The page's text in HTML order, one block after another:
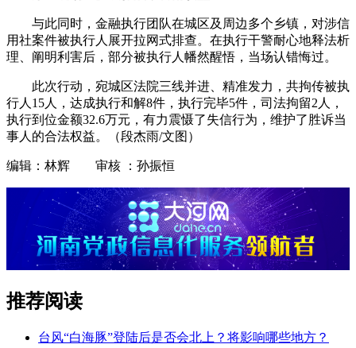
与此同时，金融执行团队在城区及周边多个乡镇，对涉信
用社案件被执行人展开拉网式排查。在执行干警耐心地释法析
理、阐明利害后，部分被执行人幡然醒悟，当场认错悔过。
此次行动，宛城区法院三线并进、精准发力，共拘传被执
行人15人，达成执行和解8件，执行完毕5件，司法拘留2人，
执行到位金额32.6万元，有力震慑了失信行为，维护了胜诉当
事人的合法权益。（段杰雨/文图）
编辑：林辉 审核 ：孙振恒
推荐阅读
台风“白海豚”登陆后是否会北上？将影响哪些地方？